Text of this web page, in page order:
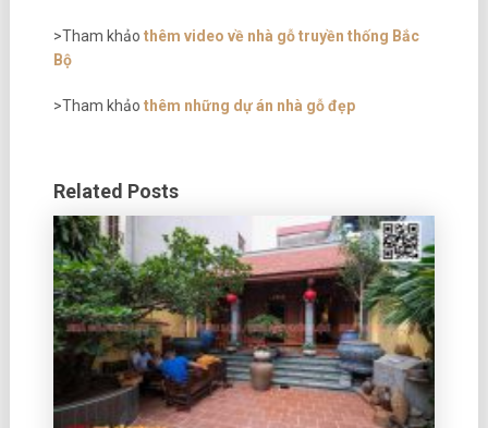
>Tham khảo thêm video về nhà gỗ truyền thống Bắc
Bộ
>Tham khảo thêm những dự án nhà gỗ đẹp
Related Posts